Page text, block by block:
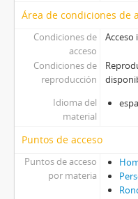
Área de condiciones de
Condiciones de
acceso
Acceso
Condiciones de
reproducción
Idioma del
material
Puntos de acceso
Puntos de acceso
por materia